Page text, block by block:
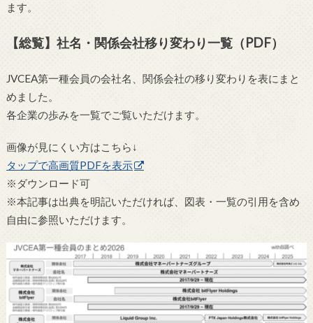
ます。
【総覧】社名・関係会社移り変わり一覧（PDF）
JVCEA第一種会員の会社名、関係会社の移り変わりを表にまと
めました。
各企業の歩みを一覧でご覧いただけます。
画像が見にくい方はこちら↓
タップで高画質PDFを表示
※ダウンロード可
※本記事は出典を明記いただければ、図表・一覧の引用を含め
自由に参照いただけます。